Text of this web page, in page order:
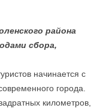
района
сбора,
начинается с
города.
километров,